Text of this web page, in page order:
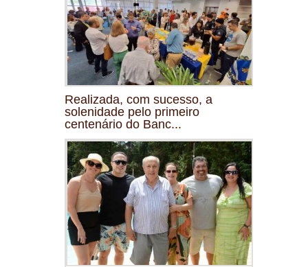
Realizada, com sucesso, a
solenidade pelo primeiro
centenário do Banc...